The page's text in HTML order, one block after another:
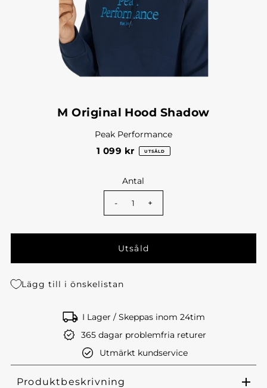
M Original Hood Shadow
Peak Performance
1 099 kr UTSÅLD
Antal
- +
Lägg till i önskelistan
I Lager / Skeppas inom 24tim
365 dagar problemfria returer
Utmärkt kundservice
Produktbeskrivning